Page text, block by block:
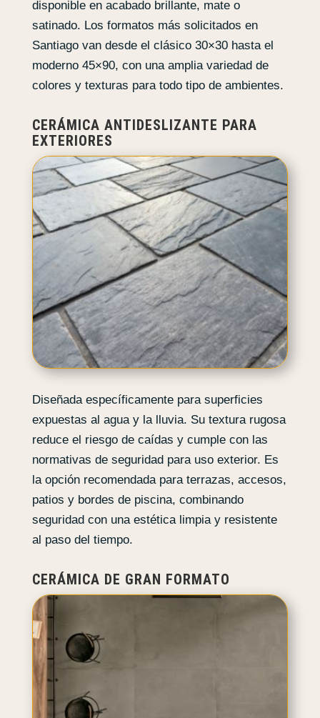
disponible en acabado brillante, mate o
satinado. Los formatos más solicitados en
Santiago van desde el clásico 30×30 hasta el
moderno 45×90, con una amplia variedad de
colores y texturas para todo tipo de ambientes.
CERÁMICA ANTIDESLIZANTE PARA
EXTERIORES
Diseñada específicamente para superficies
expuestas al agua y la lluvia. Su textura rugosa
reduce el riesgo de caídas y cumple con las
normativas de seguridad para uso exterior. Es
la opción recomendada para terrazas, accesos,
patios y bordes de piscina, combinando
seguridad con una estética limpia y resistente
al paso del tiempo.
CERÁMICA DE GRAN FORMATO